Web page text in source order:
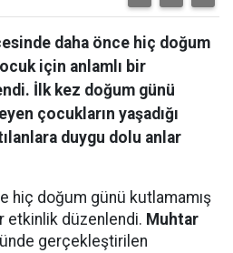
daha önce hiç doğum
için anlamlı bir
İlk kez doğum günü
çocukların yaşadığı
duygu dolu anlar
hiç doğum günü kutlamamış
etkinlik düzenlendi. Muhtar
gerçekleştirilen